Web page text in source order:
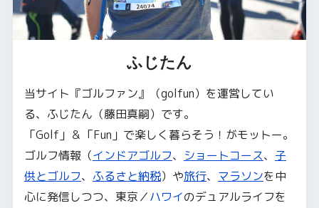
ふじたん
当サイト『ゴルファン』（golfun）を運営してい
る、ふじたん（藤田真嗣）です。
「Golf」＆「Fun」で楽しく暮らそう！がモットー。
ゴルフ情報（インドアゴルフ、 ショートコース、 子
供とゴルフ、 ふるさと納税）や旅行、 マラソンを中
心に発信しつつ、東京／ハワイのデュアルライフを